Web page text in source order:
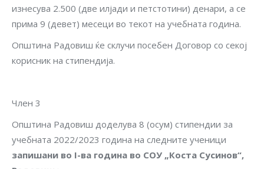
изнесува 2.500 (две илјади и петстотини) денари, а се
прима 9 (девет) месеци во текот на учебната година.
Општина Радовиш ќе склучи посебен Договор со секој
корисник на стипендија.
Член 3
Општина Радовиш доделува 8 (осум) стипендии за
учебната 2022/2023 година на следните ученици
запишани во I-ва година во СОУ „Коста Сусинов“,